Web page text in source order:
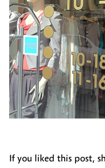
If you liked this post,